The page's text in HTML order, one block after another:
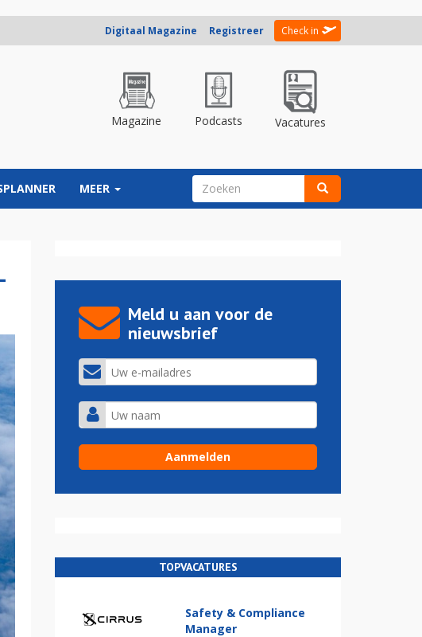
Digitaal Magazine Registreer Check in
Magazine Podcasts Vacatures
MEER ZOEKVELD
Meld u aan voor de
nieuwsbrief
TOPVACATURES
Safety & Compliance
Manager